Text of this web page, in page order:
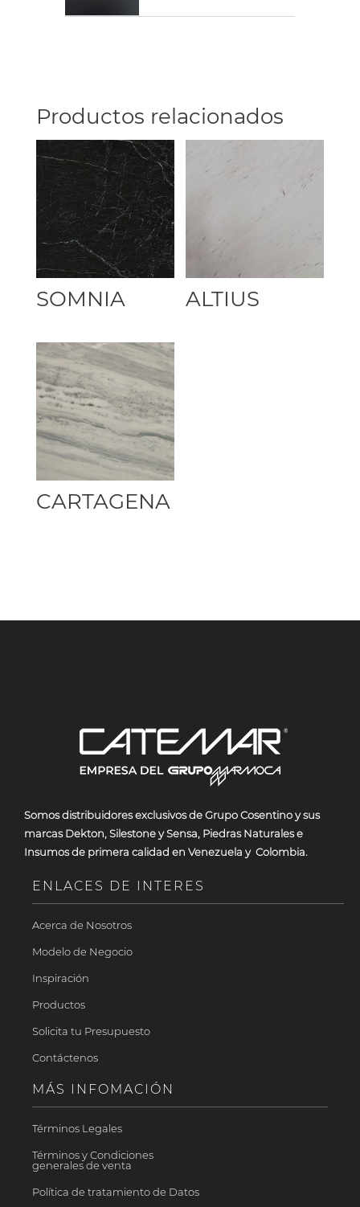
Productos relacionados
SOMNIA ALTIUS
CARTAGENA
Somosdistribuidores exclusivos de Grupo Cosentino y sus
marcas Dekton, Silestone y Sensa, Piedras Naturales e
Insumos de primera calidad en Venezuela y Colombia.
ENLACES DE INTERES
Acerca de Nosotros
Modelo de Negocio
Inspiración
Productos
Solicita tu Presupuesto
Contáctenos
MÁS INFOMACIÓN
Términos Legales
Términos y Condiciones
generales de venta
Política de tratamiento de Datos